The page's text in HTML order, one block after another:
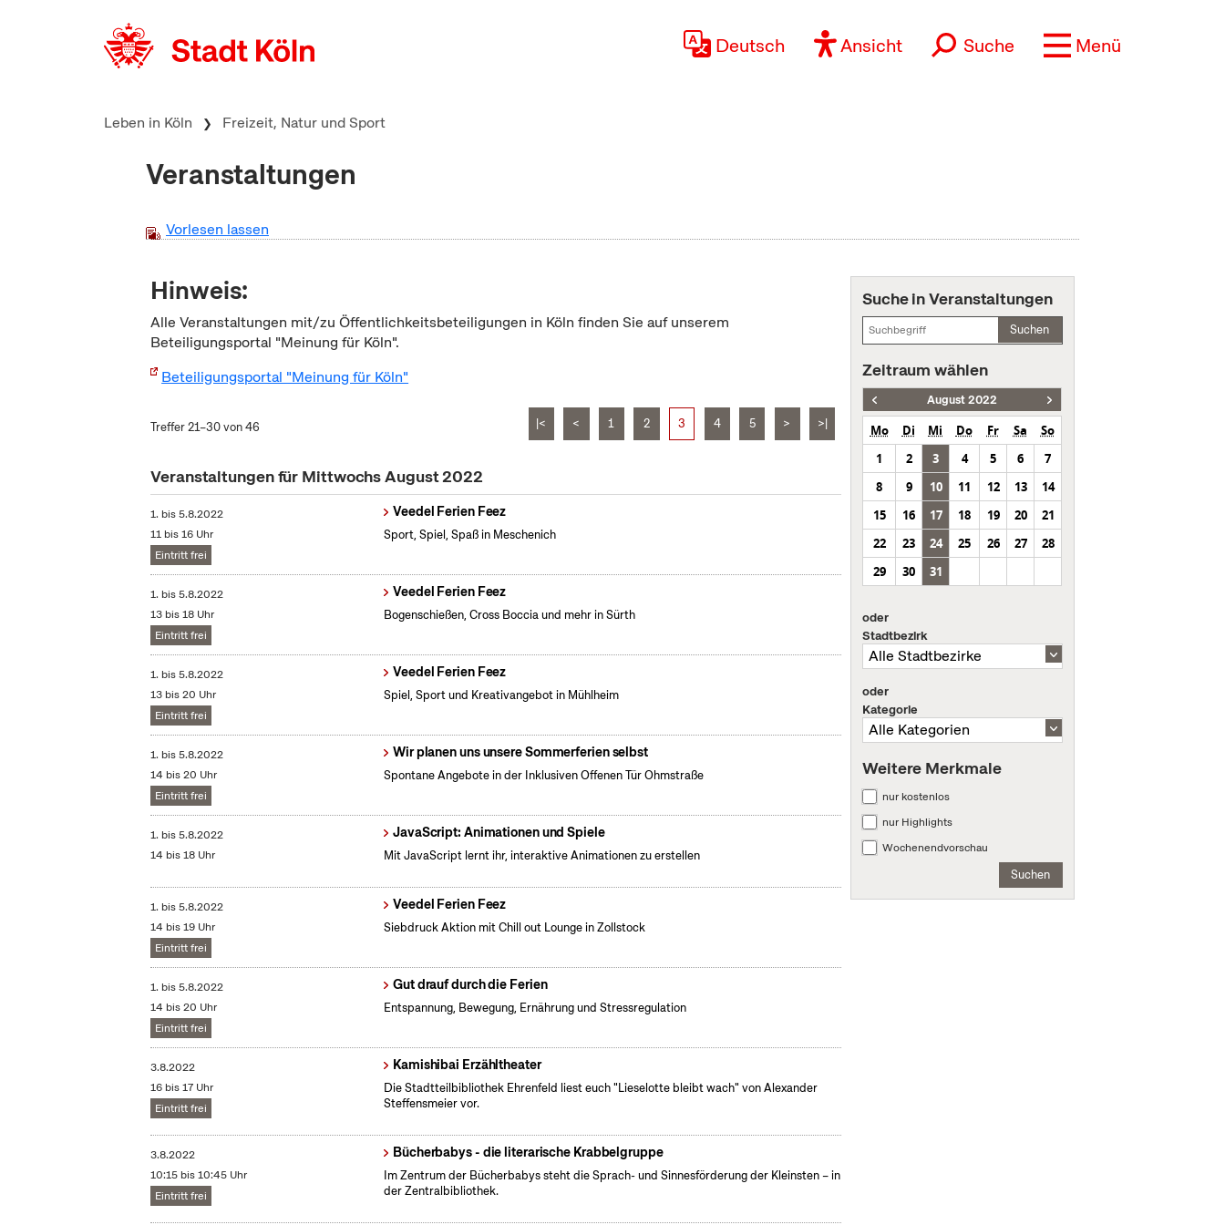
Deutsch Ansicht Suche Menü
Leben in Köln Freizeit, Natur und Sport
Veranstaltungen
Vorlesen lassen
Hinweis:
Alle Veranstaltungen mit/zu Öffentlichkeitsbeteiligungen in Köln finden Sie auf unserem
Beteiligungsportal "Meinung für Köln".
Beteiligungsportal "Meinung für Köln"
Treffer 21–30 von 46 |< < 1 2 3 4 5 > >|
Veranstaltungen für Mittwochs August 2022
1. bis5.8.2022
11 bis 16 Uhr
Eintritt frei
Veedel Ferien Feez
Sport, Spiel, Spaß in Meschenich
1. bis5.8.2022
13 bis 18 Uhr
Eintritt frei
Veedel Ferien Feez
Bogenschießen, Cross Boccia und mehr in Sürth
1. bis5.8.2022
13 bis 20 Uhr
Eintritt frei
Veedel Ferien Feez
Spiel, Sport und Kreativangebot in Mühlheim
1. bis5.8.2022
14 bis 20 Uhr
Eintritt frei
Wir planen uns unsere Sommerferien selbst
Spontane Angebote in der Inklusiven Offenen Tür Ohmstraße
1. bis5.8.2022
14 bis 18 Uhr
JavaScript: Animationen und Spiele
Mit JavaScript lernt ihr, interaktive Animationen zu erstellen
1. bis5.8.2022
14 bis 19 Uhr
Eintritt frei
Veedel Ferien Feez
Siebdruck Aktion mit Chill out Lounge in Zollstock
1. bis5.8.2022
14 bis 20 Uhr
Eintritt frei
Gut drauf durch die Ferien
Entspannung, Bewegung, Ernährung und Stressregulation
3.8.2022
16 bis 17 Uhr
Eintritt frei
Kamishibai Erzähltheater
Die Stadtteilbibliothek Ehrenfeld liest euch "Lieselotte bleibt wach" von Alexander
Steffensmeier vor.
3.8.2022
10:15 bis 10:45 Uhr
Eintritt frei
Bücherbabys - die literarische Krabbelgruppe
Im Zentrum der Bücherbabys steht die Sprach- und Sinnesförderung der Kleinsten – in
der Zentralbibliothek.
Suche in Veranstaltungen
Suchen
Zeitraum wählen
August 2022
Mo Di Mi Do Fr Sa
So
1
2 3 4 5 6
7
8
9 10 11 12 13
14
15
16 17 18 19 20
21
22
23 24 25 26 27
28
29
30 31
oder
Stadtbezirk
oder
Kategorie
Weitere Merkmale
nur kostenlos
nur Highlights
Wochenendvorschau
Suchen